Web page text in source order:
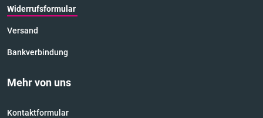
Widerrufsformular
Versand
Bankverbindung
Mehr von uns
Kontaktformular